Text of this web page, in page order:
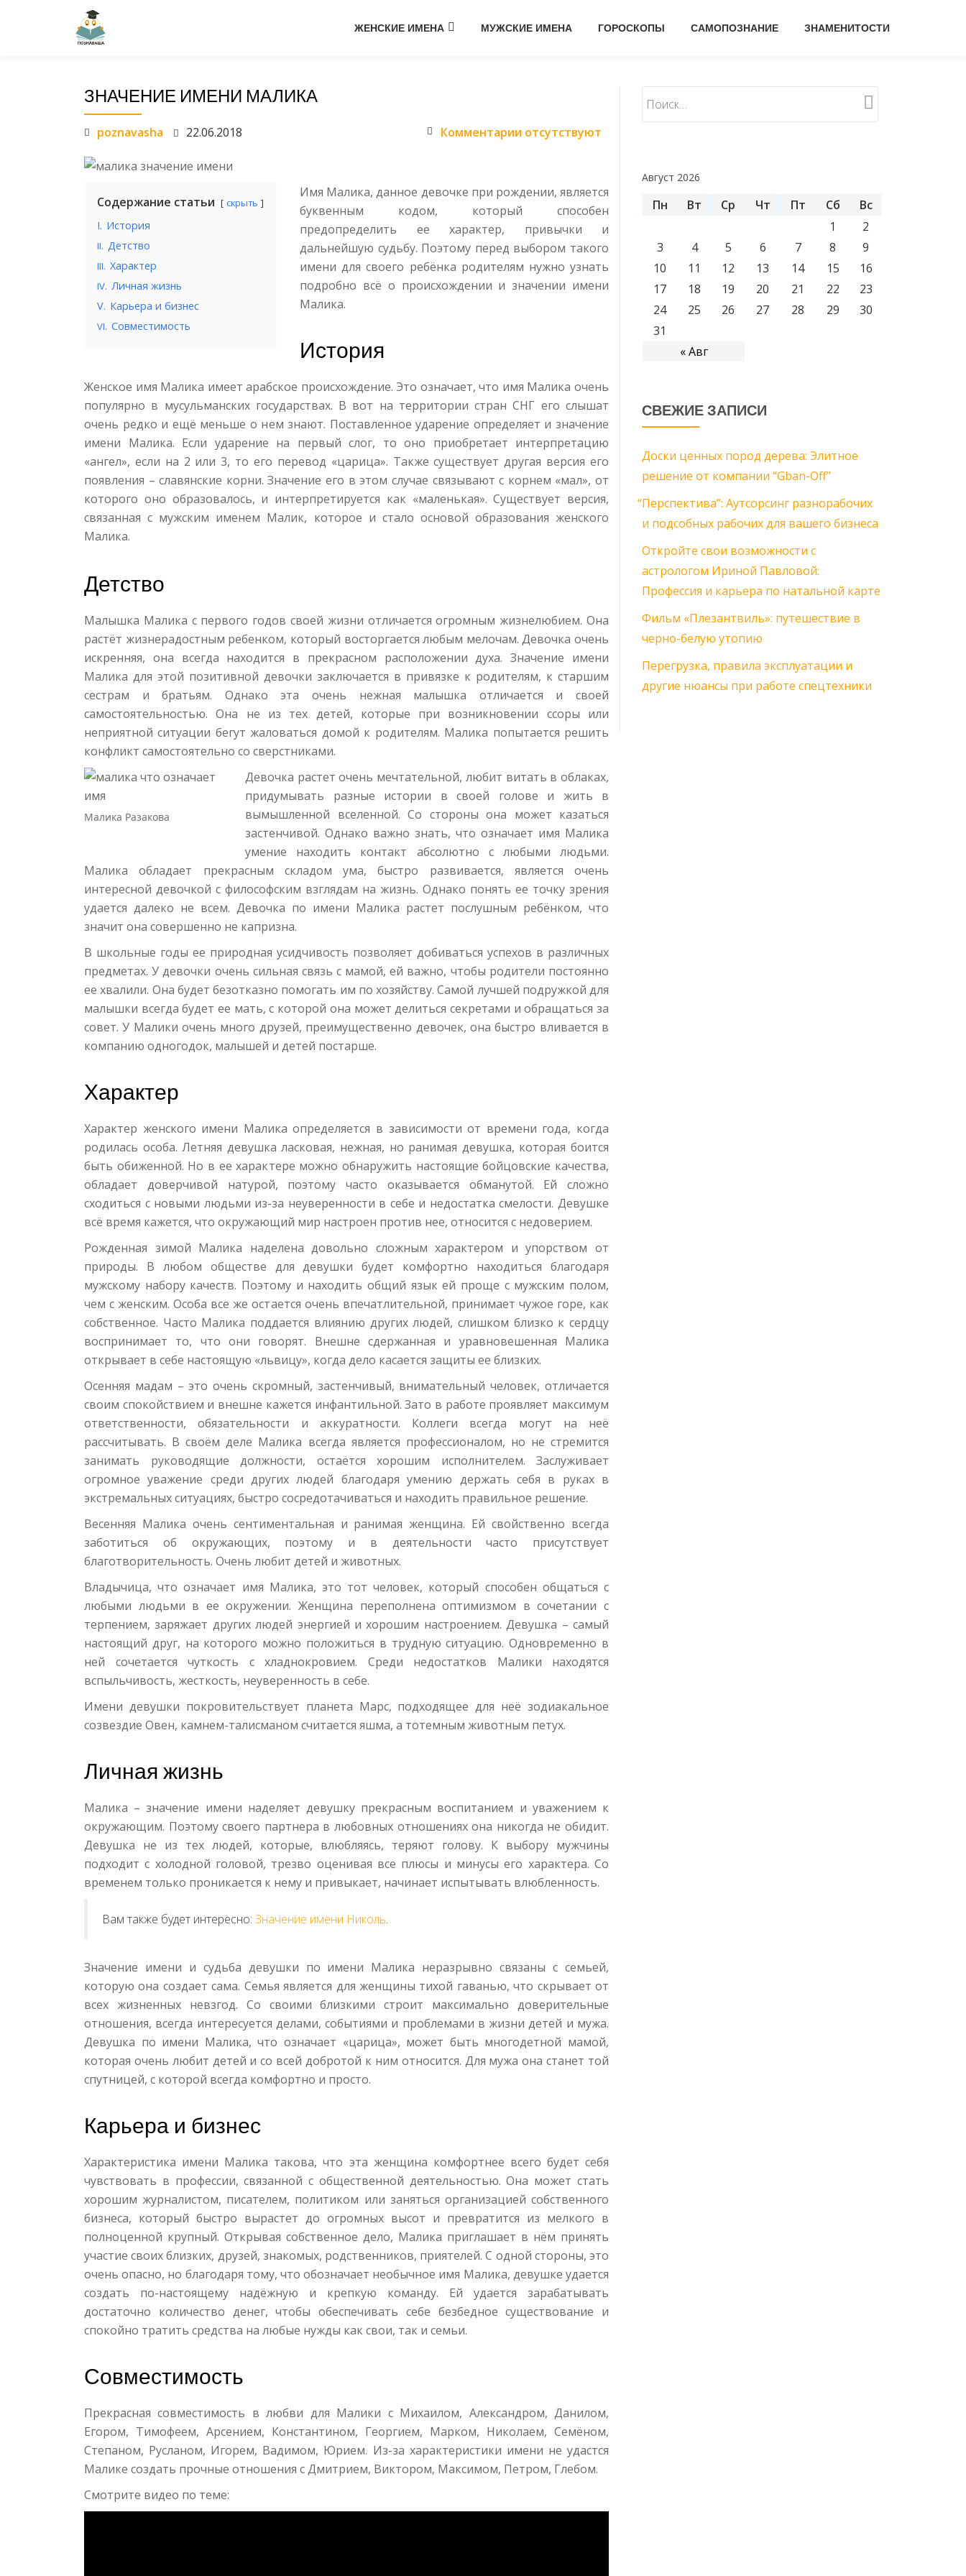
ЖЕНСКИЕ ИМЕНА МУЖСКИЕ ИМЕНА ГОРОСКОПЫ САМОПОЗНАНИЕ ЗНАМЕНИТОСТИ
ЗНАЧЕНИЕ ИМЕНИ МАЛИКА
poznavasha 22.06.2018 Комментарии отсутствуют
Содержание статьи скрыть
I. История
II. Детство
III. Характер
IV. Личная жизнь
V. Карьера и бизнес
VI. Совместимость
Имя Малика, данное девочке при рождении, является
буквенным кодом, который способен
предопределить ее характер, привычки и
дальнейшую судьбу. Поэтому перед выбором такого
имени для своего ребёнка родителям нужно узнать
подробно всё о происхождении и значении имени
Малика.
История
Женское имя Малика имеет арабское происхождение. Это означает, что имя Малика очень
популярно в мусульманских государствах. В вот на территории стран СНГ его слышат
очень редко и ещё меньше о нем знают. Поставленное ударение определяет и значение
имени Малика. Если ударение на первый слог, то оно приобретает интерпретацию
«ангел», если на 2 или 3, то его перевод «царица». Также существует другая версия его
появления – славянские корни. Значение его в этом случае связывают с корнем «мал», от
которого оно образовалось, и интерпретируется как «маленькая». Существует версия,
связанная с мужским именем Малик, которое и стало основой образования женского
Малика.
Детство
Малышка Малика с первого годов своей жизни отличается огромным жизнелюбием. Она
растёт жизнерадостным ребенком, который восторгается любым мелочам. Девочка очень
искренняя, она всегда находится в прекрасном расположении духа. Значение имени
Малика для этой позитивной девочки заключается в привязке к родителям, к старшим
сестрам и братьям. Однако эта очень нежная малышка отличается и своей
самостоятельностью. Она не из тех детей, которые при возникновении ссоры или
неприятной ситуации бегут жаловаться домой к родителям. Малика попытается решить
конфликт самостоятельно со сверстниками.
Малика Разакова
Девочка растет очень мечтательной, любит витать в облаках,
придумывать разные истории в своей голове и жить в
вымышленной вселенной. Со стороны она может казаться
застенчивой. Однако важно знать, что означает имя Малика
умение находить контакт абсолютно с любыми людьми.
Малика обладает прекрасным складом ума, быстро развивается, является очень
интересной девочкой с философским взглядам на жизнь. Однако понять ее точку зрения
удается далеко не всем. Девочка по имени Малика растет послушным ребёнком, что
значит она совершенно не капризна.
В школьные годы ее природная усидчивость позволяет добиваться успехов в различных
предметах. У девочки очень сильная связь с мамой, ей важно, чтобы родители постоянно
ее хвалили. Она будет безотказно помогать им по хозяйству. Самой лучшей подружкой для
малышки всегда будет ее мать, с которой она может делиться секретами и обращаться за
совет. У Малики очень много друзей, преимущественно девочек, она быстро вливается в
компанию одногодок, малышей и детей постарше.
Характер
Характер женского имени Малика определяется в зависимости от времени года, когда
родилась особа. Летняя девушка ласковая, нежная, но ранимая девушка, которая боится
быть обиженной. Но в ее характере можно обнаружить настоящие бойцовские качества,
обладает доверчивой натурой, поэтому часто оказывается обманутой. Ей сложно
сходиться с новыми людьми из-за неуверенности в себе и недостатка смелости. Девушке
всё время кажется, что окружающий мир настроен против нее, относится с недоверием.
Рожденная зимой Малика наделена довольно сложным характером и упорством от
природы. В любом обществе для девушки будет комфортно находиться благодаря
мужскому набору качеств. Поэтому и находить общий язык ей проще с мужским полом,
чем с женским. Особа все же остается очень впечатлительной, принимает чужое горе, как
собственное. Часто Малика поддается влиянию других людей, слишком близко к сердцу
воспринимает то, что они говорят. Внешне сдержанная и уравновешенная Малика
открывает в себе настоящую «львицу», когда дело касается защиты ее близких.
Осенняя мадам – это очень скромный, застенчивый, внимательный человек, отличается
своим спокойствием и внешне кажется инфантильной. Зато в работе проявляет максимум
ответственности, обязательности и аккуратности. Коллеги всегда могут на неё
рассчитывать. В своём деле Малика всегда является профессионалом, но не стремится
занимать руководящие должности, остаётся хорошим исполнителем. Заслуживает
огромное уважение среди других людей благодаря умению держать себя в руках в
экстремальных ситуациях, быстро сосредотачиваться и находить правильное решение.
Весенняя Малика очень сентиментальная и ранимая женщина. Ей свойственно всегда
заботиться об окружающих, поэтому и в деятельности часто присутствует
благотворительность. Очень любит детей и животных.
Владычица, что означает имя Малика, это тот человек, который способен общаться с
любыми людьми в ее окружении. Женщина переполнена оптимизмом в сочетании с
терпением, заряжает других людей энергией и хорошим настроением. Девушка – самый
настоящий друг, на которого можно положиться в трудную ситуацию. Одновременно в
ней сочетается чуткость с хладнокровием. Среди недостатков Малики находятся
вспыльчивость, жесткость, неуверенность в себе.
Имени девушки покровительствует планета Марс, подходящее для неё зодиакальное
созвездие Овен, камнем-талисманом считается яшма, а тотемным животным петух.
Личная жизнь
Малика – значение имени наделяет девушку прекрасным воспитанием и уважением к
окружающим. Поэтому своего партнера в любовных отношениях она никогда не обидит.
Девушка не из тех людей, которые, влюбляясь, теряют голову. К выбору мужчины
подходит с холодной головой, трезво оценивая все плюсы и минусы его характера. Со
временем только проникается к нему и привыкает, начинает испытывать влюбленность.
Вам также будет интересно: Значение имени Николь.
Значение имени и судьба девушки по имени Малика неразрывно связаны с семьей,
которую она создает сама. Семья является для женщины тихой гаванью, что скрывает от
всех жизненных невзгод. Со своими близкими строит максимально доверительные
отношения, всегда интересуется делами, событиями и проблемами в жизни детей и мужа.
Девушка по имени Малика, что означает «царица», может быть многодетной мамой,
которая очень любит детей и со всей добротой к ним относится. Для мужа она станет той
спутницей, с которой всегда комфортно и просто.
Карьера и бизнес
Характеристика имени Малика такова, что эта женщина комфортнее всего будет себя
чувствовать в профессии, связанной с общественной деятельностью. Она может стать
хорошим журналистом, писателем, политиком или заняться организацией собственного
бизнеса, который быстро вырастет до огромных высот и превратится из мелкого в
полноценной крупный. Открывая собственное дело, Малика приглашает в нём принять
участие своих близких, друзей, знакомых, родственников, приятелей. С одной стороны, это
очень опасно, но благодаря тому, что обозначает необычное имя Малика, девушке удается
создать по-настоящему надёжную и крепкую команду. Ей удается зарабатывать
достаточно количество денег, чтобы обеспечивать себе безбедное существование и
спокойно тратить средства на любые нужды как свои, так и семьи.
Совместимость
Прекрасная совместимость в любви для Малики с Михаилом, Александром, Данилом,
Егором, Тимофеем, Арсением, Константином, Георгием, Марком, Николаем, Семёном,
Степаном, Русланом, Игорем, Вадимом, Юрием. Из-за характеристики имени не удастся
Малике создать прочные отношения с Дмитрием, Виктором, Максимом, Петром, Глебом.
Смотрите видео по теме:
Август 2026
Пн Вт Ср Чт Пт Сб Вс
« Авг
1
2
3
4 5 6 7 8
9
10
11 12 13 14 15
16
17
18 19 20 21 22
23
24
25 26 27 28 29
30
31
СВЕЖИЕ ЗАПИСИ
Доски ценных пород дерева: Элитное
решение от компании “Gban-Off”
“Перспектива”: Аутсорсинг разнорабочих
и подсобных рабочих для вашего бизнеса
Откройте свои возможности с
астрологом Ириной Павловой:
Профессия и карьера по натальной карте
Фильм «Плезантвиль»: путешествие в
черно-белую утопию
Перегрузка, правила эксплуатации и
другие нюансы при работе спецтехники